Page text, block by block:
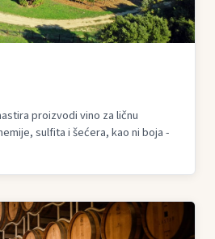
proizvodi vino za ličnu
sulfita i šećera, kao ni boja -